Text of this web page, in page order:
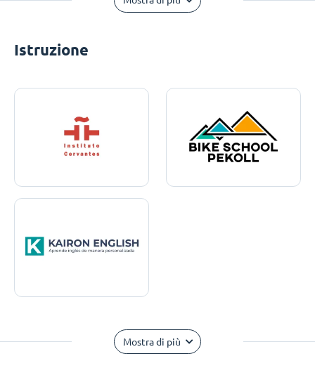
Istruzione
Mostra di più